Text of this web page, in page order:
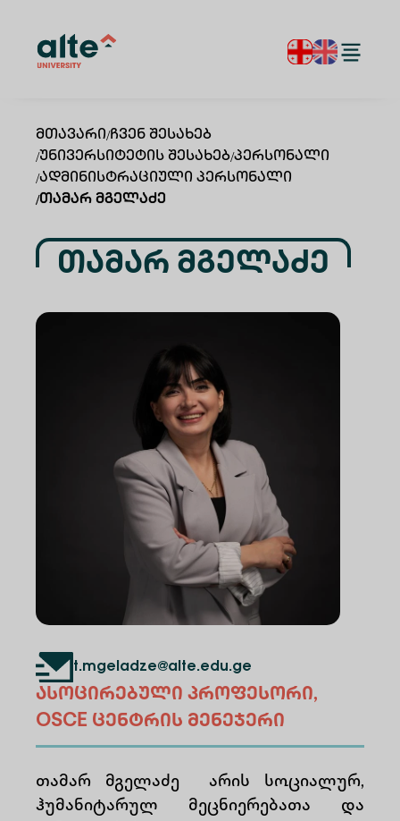
Მთავარი/Ჩვენ Შესახებ
/Უნივერსიტეტის Შესახებ/Პერსონალი
/Ადმინისტრაციული Პერსონალი
/Თამარ Მგელაძე
Თამარ Მგელაძე
t.mgeladze@alte.edu.ge
ასოცირებული პროფესორი,
OSCE ცენტრის მენეჯერი
თამარ მგელაძე არის სოციალურ,
ჰუმანიტარულ მეცნიერებათა და